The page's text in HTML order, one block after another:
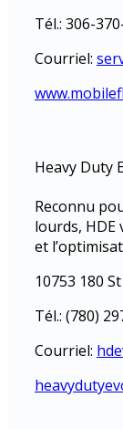
Tél.: 306-
Courriel:
Heavy Duty
Reconnu
lourds, HDE
et
10753 180
Tél.: (780)
Courriel: